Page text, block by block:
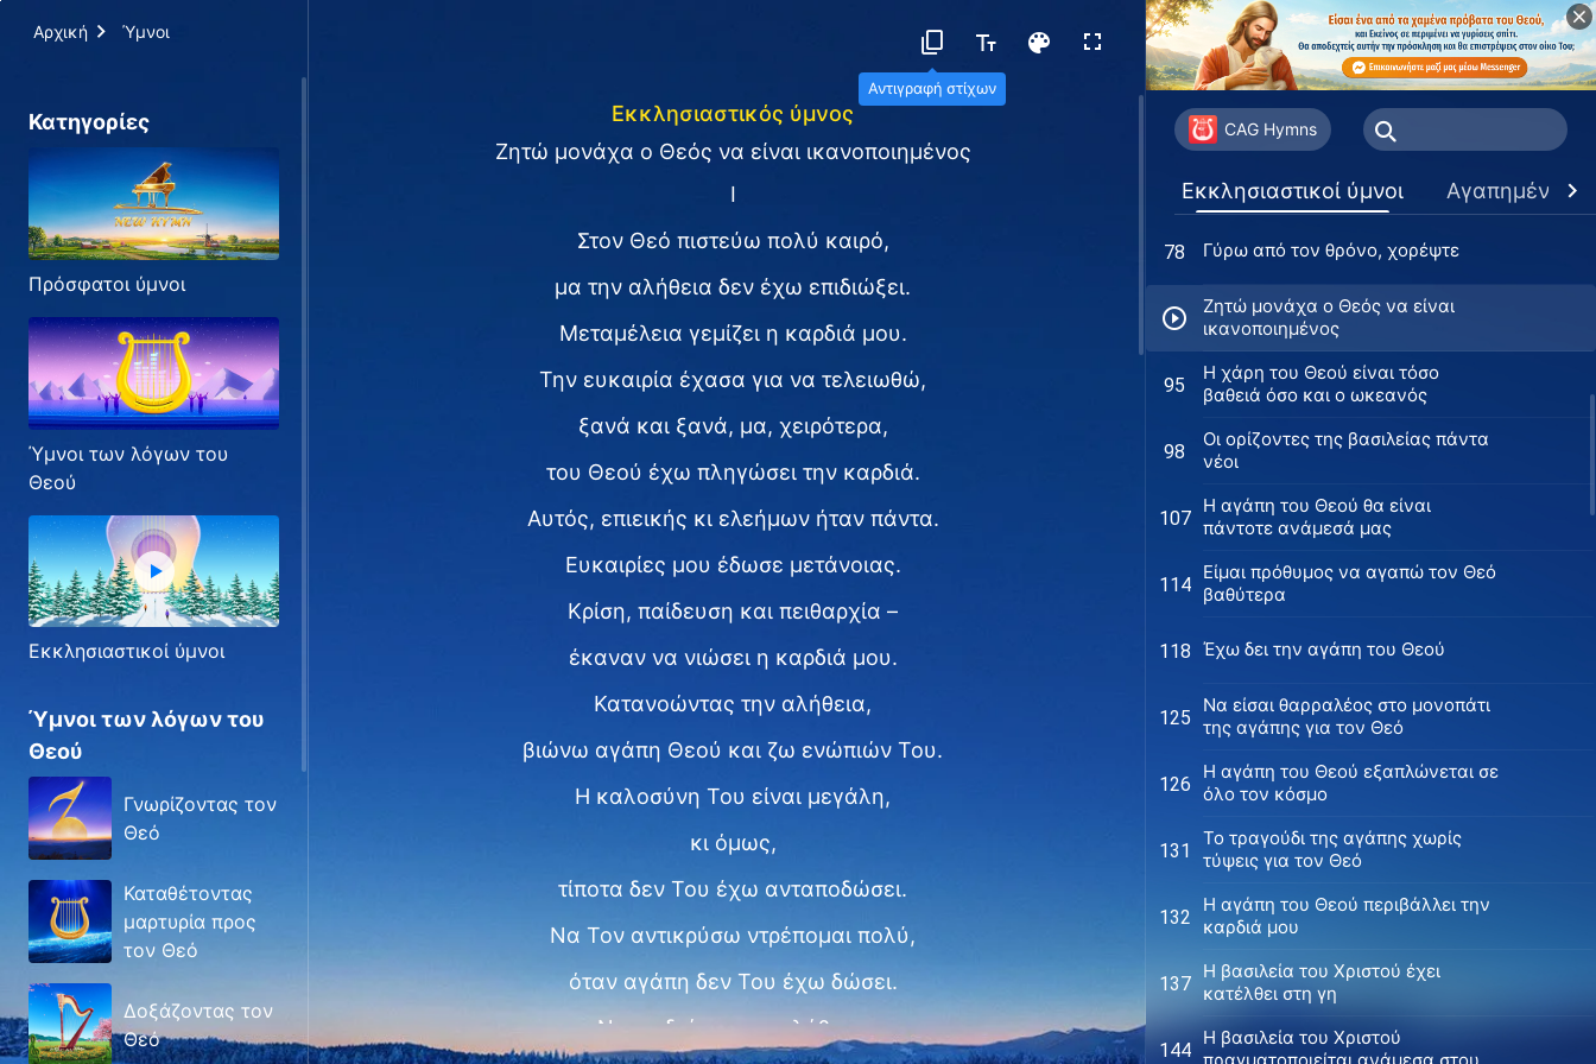
Αρχική Ύμνοι
Αντιγραφή στίχων
Κατηγορίες
Πρόσφατοι ύμνοι
Ύμνοι των λόγων του
Θεού
Εκκλησιαστικοί ύμνοι
Ύμνοι των λόγων του
Θεού
Γνωρίζοντας τον
Θεό
Καταθέτοντας
μαρτυρία προς
τον Θεό
Δοξάζοντας τον
Θεό
Εκκλησιαστικός ύμνος
Ζητώ μονάχα ο Θεός να είναι ικανοποιημένος
I
Στον Θεό πιστεύω πολύ καιρό,
μα την αλήθεια δεν έχω επιδιώξει.
Μεταμέλεια γεμίζει η καρδιά μου.
Την ευκαιρία έχασα για να τελειωθώ,
ξανά και ξανά, μα, χειρότερα,
του Θεού έχω πληγώσει την καρδιά.
Αυτός, επιεικής κι ελεήμων ήταν πάντα.
Ευκαιρίες μου έδωσε μετάνοιας.
Κρίση, παίδευση και πειθαρχία –
έκαναν να νιώσει η καρδιά μου.
Κατανοώντας την αλήθεια,
βιώνω αγάπη Θεού και ζω ενώπιών Του.
H καλοσύνη Του είναι μεγάλη,
κι όμως,
τίποτα δεν Του έχω ανταποδώσει.
Να Τον αντικρύσω ντρέπομαι πολύ,
όταν αγάπη δεν Του έχω δώσει.
Να επιδιώκω την αλήθεια,
CAG Hymns
Εκκλησιαστικοί ύμνοι Αγαπημένα
75
Ο Παντοδύναμος Θεός έχει
εμφανιστεί στην Ανατολή του
κόσμου
76
Η κρίση αφύπνισε την καρδιά μου
77
ολοκλήρωση του σπουδαίου έργου
του Θεού
78
Γύρω από τον θρόνο, χορέψτε
Ζητώ μονάχα ο Θεός να είναι
ικανοποιημένος
95
Η χάρη του Θεού είναι τόσο
βαθειά όσο και ο ωκεανός
98
Οι ορίζοντες της βασιλείας πάντα
νέοι
107
Η αγάπη του Θεού θα είναι
πάντοτε ανάμεσά μας
114
Είμαι πρόθυμος να αγαπώ τον Θεό
βαθύτερα
118 Έχω δει την αγάπη του Θεού
125
Να είσαι θαρραλέος στο μονοπάτι
της αγάπης για τον Θεό
126
Η αγάπη του Θεού εξαπλώνεται σε
όλο τον κόσμο
131
Το τραγούδι της αγάπης χωρίς
τύψεις για τον Θεό
132
Η αγάπη του Θεού περιβάλλει την
καρδιά μου
137
Η βασιλεία του Χριστού έχει
κατέλθει στη γη
144
Η βασιλεία του Χριστού